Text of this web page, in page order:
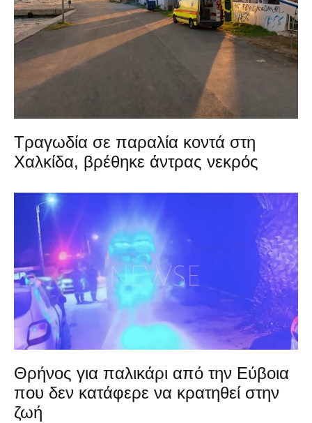
Τραγωδία σε παραλία κοντά στη
Χαλκίδα, βρέθηκε άντρας νεκρός
Θρήνος για παλικάρι από την Εύβοια
που δεν κατάφερε να κρατηθεί στην
ζωή